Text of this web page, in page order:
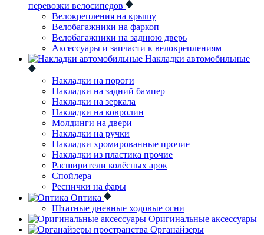
перевозки велосипедов
Велокрепления на крышу
Велобагажники на фаркоп
Велобагажники на заднюю дверь
Аксессуары и запчасти к велокреплениям
Накладки автомобильные
Накладки на пороги
Накладки на задний бампер
Накладки на зеркала
Накладки на ковролин
Молдинги на двери
Накладки на ручки
Накладки хромированные прочие
Накладки из пластика прочие
Расширители колёсных арок
Спойлера
Реснички на фары
Оптика
Штатные дневные ходовые огни
Оригинальные аксессуары
Органайзеры